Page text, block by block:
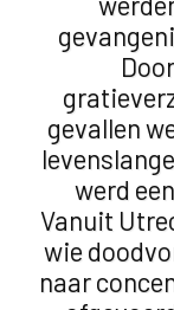
gevallen
werd
Vanuit
wie
naar